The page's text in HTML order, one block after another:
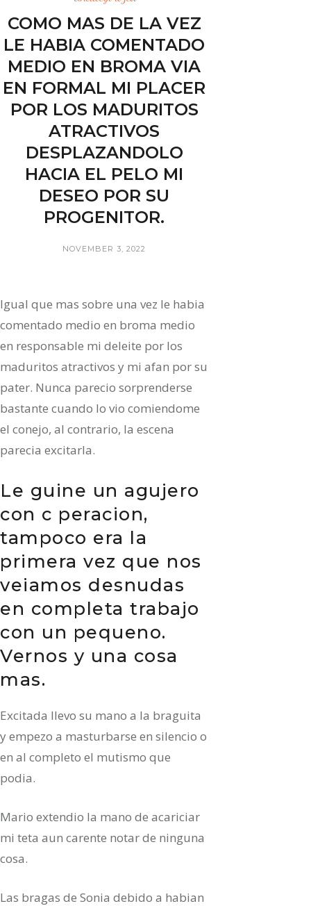
COMO MAS DE LA VEZ
LE HABIA COMENTADO
MEDIO EN BROMA VI­A
EN FORMAL MI PLACER
POR LOS MADURITOS
ATRACTIVOS
DESPLAZANDOLO
HACIA EL PELO MI
DESEO POR SU
PROGENITOR.
NOVEMBER 3, 2022
Igual que mas sobre una vez le habia
comentado medio en broma medio
en responsable mi deleite por los
maduritos atractivos y mi afan por su
pater. Nunca parecio sorprenderse
bastante cuando lo vio comiendome
el conejo, al contrario, la escena
parecia excitarla.
Le guine un agujero
con c peracion,
tampoco era la
primera vez que nos
veiamos desnudas
en completa trabajo
con un pequeno.
Vernos y una cosa
mas.
Excitada llevo su mano a la braguita
y empezo a masturbarse en silencio o
en al completo el mutismo que
podia.
Mario extendio la mano de acariciar
mi teta aun carente notar de ninguna
cosa.
Las bragas de Sonia debido a habian